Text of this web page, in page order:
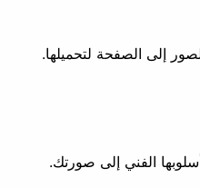
علامة مائية
إلى الصفحة لتحميلها.
الفني إلى صورتك.